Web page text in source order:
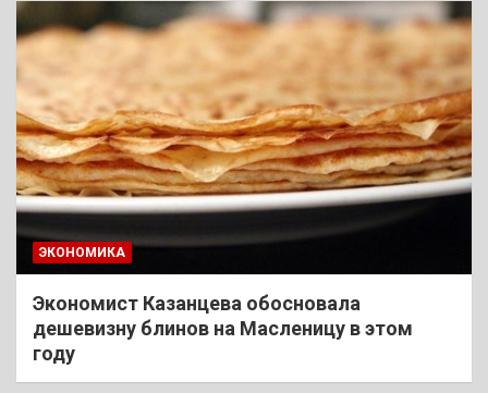
ЭКОНОМИКА
Экономист Казанцева обосновала
дешевизну блинов на Масленицу в этом
году